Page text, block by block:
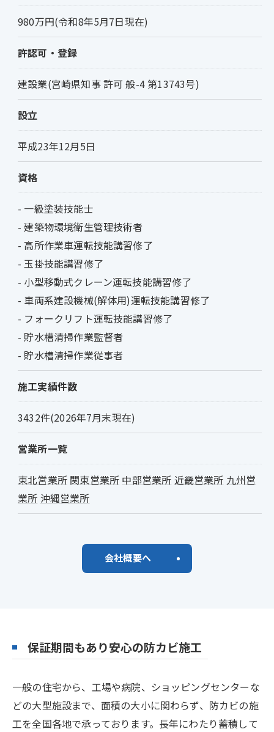
980万円(令和8年5月7日現在)
許認可・登録
建設業(宮崎県知事 許可 般-4 第13743号)
設立
平成23年12月5日
資格
- 一級塗装技能士
- 建築物環境衛生管理技術者
- 高所作業車運転技能講習修了
- 玉掛技能講習修了
- 小型移動式クレーン運転技能講習修了
- 車両系建設機械(解体用)運転技能講習修了
- フォークリフト運転技能講習修了
- 貯水槽清掃作業監督者
- 貯水槽清掃作業従事者
施工実績件数
3432件(2026年7月末現在)
営業所一覧
東北営業所 関東営業所 中部営業所 近畿営業所 九州営
業所 沖縄営業所
会社概要へ
保証期間もあり安心の防カビ施工
一般の住宅から、工場や病院、ショッピングセンターな
どの大型施設まで、面積の大小に関わらず、防カビの施
工を全国各地で承っております。長年にわたり蓄積して